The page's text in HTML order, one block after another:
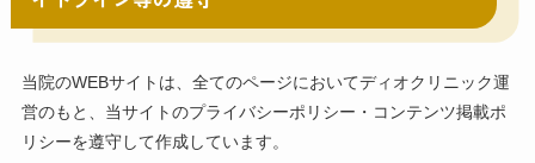
当院のWEBサイトは、全てのページにおいてディオクリニック運
営のもと、当サイトのプライバシーポリシー・コンテンツ掲載ポ
リシーを遵守して作成しています。